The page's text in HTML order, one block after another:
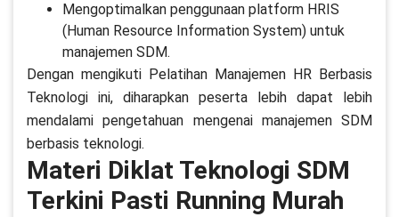
Mengoptimalkan penggunaan platform HRIS
(Human Resource Information System) untuk
manajemen SDM.
Dengan mengikuti Pelatihan Manajemen HR Berbasis
Teknologi ini, diharapkan peserta lebih dapat lebih
mendalami pengetahuan mengenai manajemen SDM
berbasis teknologi.
Materi Diklat Teknologi SDM
Terkini Pasti Running Murah